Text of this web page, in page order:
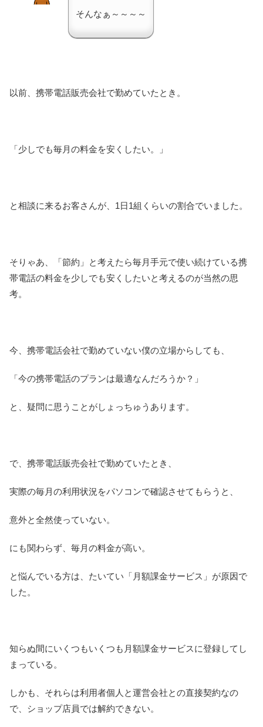
そんなぁ～～～～
以前、携帯電話販売会社で勤めていたとき。
「少しでも毎月の料金を安くしたい。」
と相談に来るお客さんが、1日1組くらいの割合でいました。
そりゃあ、「節約」と考えたら毎月手元で使い続けている携
帯電話の料金を少しでも安くしたいと考えるのが当然の思
考。
今、携帯電話会社で勤めていない僕の立場からしても、
「今の携帯電話のプランは最適なんだろうか？」
と、疑問に思うことがしょっちゅうあります。
で、携帯電話販売会社で勤めていたとき、
実際の毎月の利用状況をパソコンで確認させてもらうと、
意外と全然使っていない。
にも関わらず、毎月の料金が高い。
と悩んでいる方は、たいてい「月額課金サービス」が原因で
した。
知らぬ間にいくつもいくつも月額課金サービスに登録してし
まっている。
しかも、それらは利用者個人と運営会社との直接契約なの
で、ショップ店員では解約できない。